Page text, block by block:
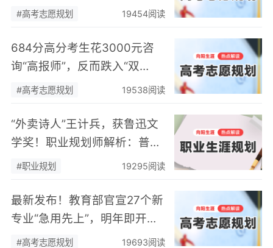
潮，藏着职业规划新逻辑
#高考志愿规划 19454阅读
684分高分考生花3000元咨
询“高报师”，反而跌入“双
非”：高考志愿规划避坑指
#高考志愿规划 19538阅读
“外卖诗人”王计兵，获鲁迅文
学奖！职业规划师解析：普通
人到底该如何“不迷茫”地追
#职业规划 19295阅读
最新发布！教育部官宣27个新
专业“急用先上”，明年即开始
招生！高考志愿规划师再迎新
#高考志愿规划 19693阅读